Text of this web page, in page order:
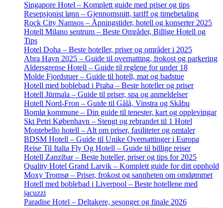
Singapore Hotel – Komplett guide med priser og tips
Resepsjonist lønn – Gjennomsnitt, tariff og timebetaling
Rock City Namsos – Åpningstider, hotell og konserter 2025
Hotell Milano sentrum – Beste Områder, Billige Hotell og
Tips
Hotel Doha – Beste hoteller, priser og områder i 2025
Abra Havn 2025 – Guide til overnatting, frokost og parkering
Aldersgrense Hotell – Guide til reglene for under 18
Molde Fjordstuer – Guide til hotell, mat og badstue
Hotell med boblebad i Praha – Beste hoteller og priser
Hotell Jūrmala – Guide til priser, spa og anmeldelser
Hotell Nord-Fron – Guide til Gålå, Vinstra og Skåbu
Bomlø kommune – Din guide til tenester, kart og opplevingar
Skt Petri København – Stengt og rebrandet til 1 Hotel
Montebello hotell – Alt om priser, fasiliteter og omtaler
BDSM Hotell – Guide til Unike Overnattinger i Europa
Reise Til Italia Fly Og Hotell – Guide til billige reiser
Hotell Zanzibar – Beste hoteller, priser og tips for 2025
Quality Hotel Grand Larvik – Komplett guide for ditt opphold
Moxy Tromsø – Priser, frokost og sannheten om omdømmet
Hotell med boblebad i Liverpool – Beste hotellene med
jacuzzi
Paradise Hotel – Deltakere, sesonger og finale 2026